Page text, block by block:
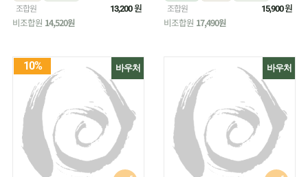
조합원 15,900원
비조합원 17,490원
조합원 13,200원
비조합원 14,520원
바우처
바우처
10%